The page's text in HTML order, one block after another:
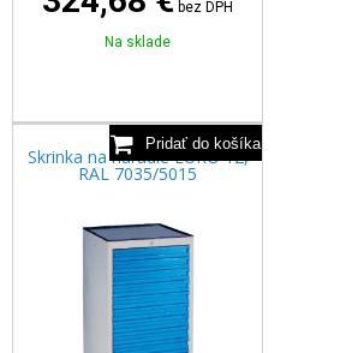
bez DPH
Na sklade
Skrinka na náradie EURO 12,
RAL 7035/5015